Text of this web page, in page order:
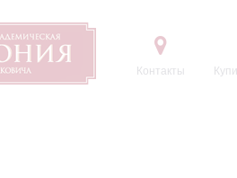
Контакты